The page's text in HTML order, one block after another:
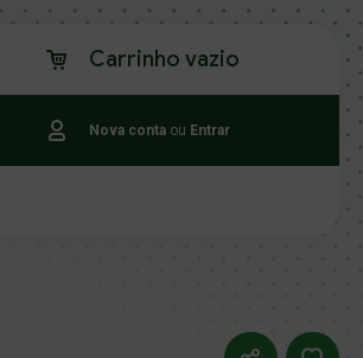
Carrinho vazio
Nova conta ou Entrar